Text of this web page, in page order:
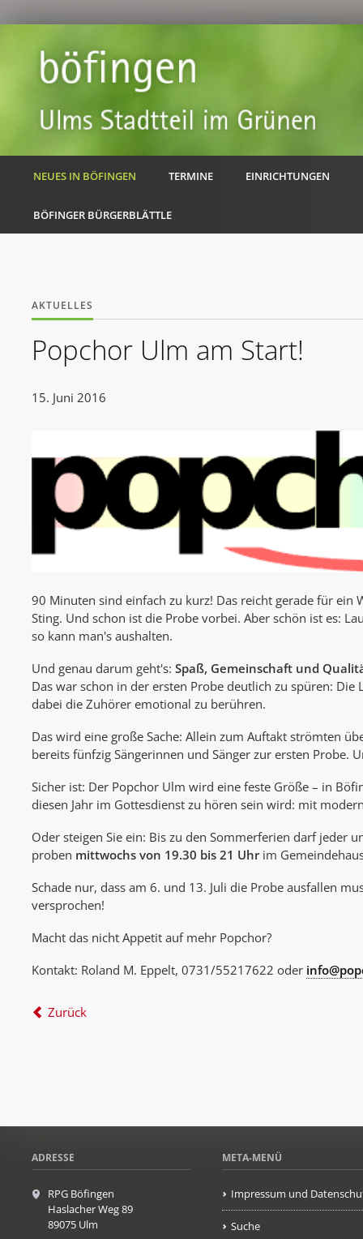
NEUES IN BÖFINGEN TERMINE EINRICHTUNGEN
BÖFINGER BÜRGERBLÄTTLE
AKTUELLES
Popchor Ulm am Start!
15. Juni 2016
90 Minuten sind einfach zu kurz! Das reicht gerade für ein
Sting. Und schon ist die Probe vorbei. Aber schön ist es:
so kann man's aushalten.
Und genau darum geht's:Spaß, Gemeinschaft und
Das war schon in der ersten Probe deutlich zu spüren:
dabei die Zuhörer emotional zu berühren.
Das wird eine große Sache: Allein zum Auftakt strömten
bereits fünfzig Sängerinnen und Sänger zur ersten Probe.
Sicher ist: Der Popchor Ulm wird eine feste Größe – in
diesen Jahr im Gottesdienst zu hören sein wird: mit
Oder steigen Sie ein: Bis zu den Sommerferien darf jeder
proben mittwochs von 19.30 bis 21 Uhrim
Schade nur, dass am 6. und 13. Juli die Probe ausfallen
versprochen!
Macht das nicht Appetit auf mehr Popchor?
Kontakt: Roland M. Eppelt, 0731/55217622 oder
Zurück
ADRESSE
RPG Böfingen
Haslacher Weg 89
89075 Ulm
META-MENÜ
Impressum und
Suche